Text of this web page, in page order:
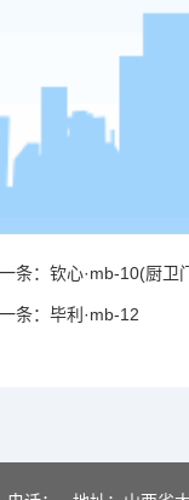
条： 钦心·mb-10(厨卫
条： 毕利·mb-12